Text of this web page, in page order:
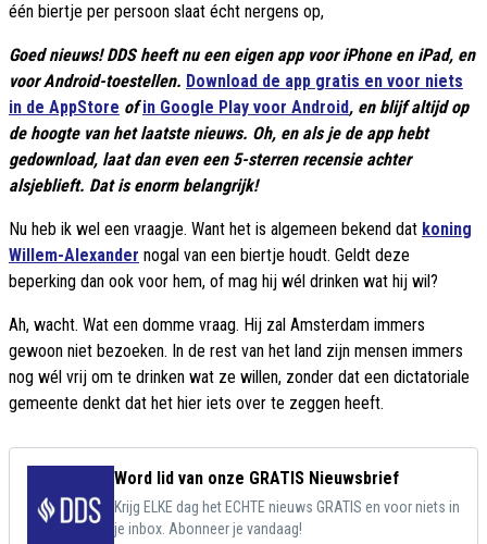
één biertje per persoon slaat écht nergens op,
Goed nieuws! DDS heeft nu een eigen app voor iPhone en iPad, en
voor Android-toestellen. Download de app gratis en voor niets
in de AppStore ofin Google Play voor Android, en blijf altijd op
de hoogte van het laatste nieuws. Oh, en als je de app hebt
gedownload, laat dan even een 5-sterren recensie achter
alsjeblieft. Dat is enorm belangrijk!
Nu heb ik wel een vraagje. Want het is algemeen bekend dat koning
Willem-Alexander nogal van een biertje houdt. Geldt deze
beperking dan ook voor hem, of mag hij wél drinken wat hij wil?
Ah, wacht. Wat een domme vraag. Hij zal Amsterdam immers
gewoon niet bezoeken. In de rest van het land zijn mensen immers
nog wél vrij om te drinken wat ze willen, zonder dat een dictatoriale
gemeente denkt dat het hier iets over te zeggen heeft.
Word lid van onze GRATIS Nieuwsbrief
Krijg ELKE dag het ECHTE nieuws GRATIS en voor niets in
je inbox. Abonneer je vandaag!